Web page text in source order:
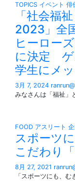
TOPICS イベント 俳
「社会福
2023」全
ヒーロー
に決定 ゲ
学生にメ
3月 7, 2024
みなさんは「福祉」
FOOD アスリート
スポーツ
こだわり
8月 27, 2021
「スポーツにも、